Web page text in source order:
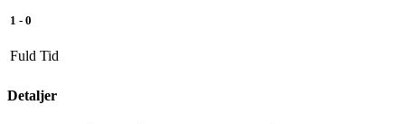
1 - 0
Fuld Tid
Detaljer